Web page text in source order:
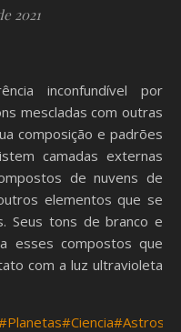
2021
inconfundível por
mescladas com outras
composição e padrões
camadas externas
de nuvens de
elementos que se
Seus tons de branco e
esses compostos que
com a luz ultravioleta
#Ciencia#Astros